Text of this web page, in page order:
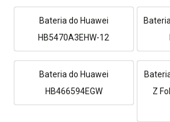
Bateria do Huawei
HB5470A3EHW-12
Bateria do Huawei
HB466594EGW
Z